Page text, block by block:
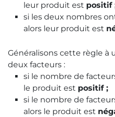
leur produit est positif
si les deux nombres
alors leur produit est
Généralisons cette règle à
deux facteurs :
si le nombre de
le produit est positif ;
si le nombre de
alors le produit est